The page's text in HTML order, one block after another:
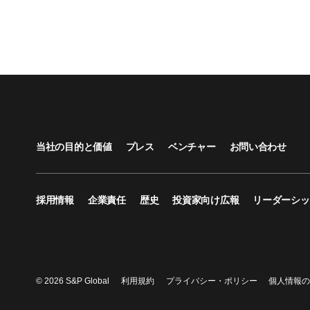
当社の目的と価値 プレス ベンチャー お問い合わせ
採用情報 企業責任 歴史 投資家向け広報 リーダーシ
© 2026 S&P Global 利用規約 プライバシー・ポリシー 個人情報